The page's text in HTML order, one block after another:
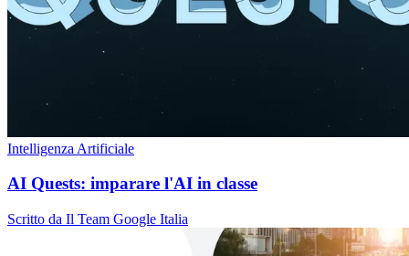
Intelligenza Artificiale
AI Quests: imparare l'AI in classe
Scritto da Il Team Google Italia